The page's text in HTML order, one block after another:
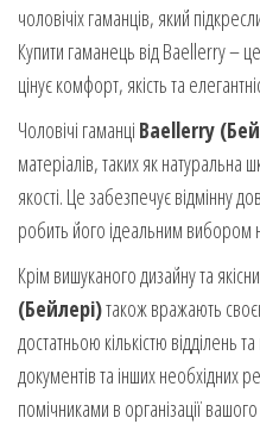
чоловічіх гаманців, який
Купити гаманець від Baellerry –
цінує комфорт, якість та
Чоловічі гаманці Baellerry
матеріалів, таких як натуральна
якості. Це забезпечує відмінну
робить його ідеальним вибором
Крім вишуканого дизайну та
(Бейлері)також вражають
достатньою кількістю відділень
документів та інших необхідних
помічниками в організації